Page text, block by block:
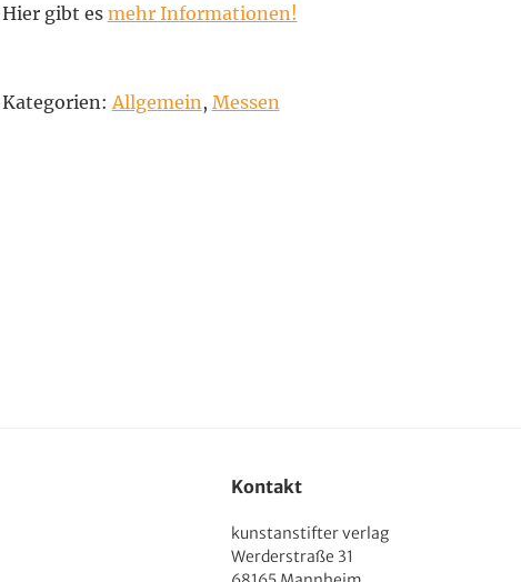
Hier gibt es mehr Informationen!
Kategorien: Allgemein , Messen
Kontakt
kunstanstifter verlag
Werderstraße 31